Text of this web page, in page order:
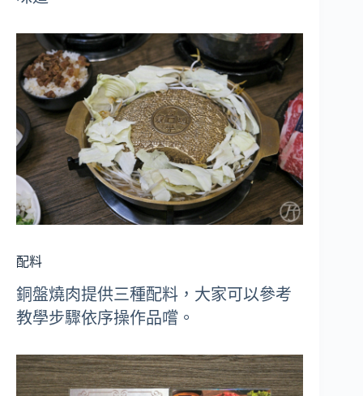
配料
銅盤燒肉提供三種配料，大家可以參考
教學步驟依序操作品嚐。